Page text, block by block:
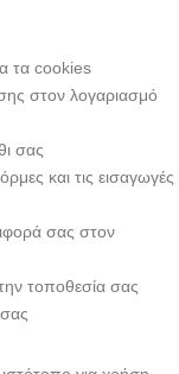
τα cookies
στον λογαριασμό
σας
και τις εισαγωγές
σας στον
τοποθεσία σας